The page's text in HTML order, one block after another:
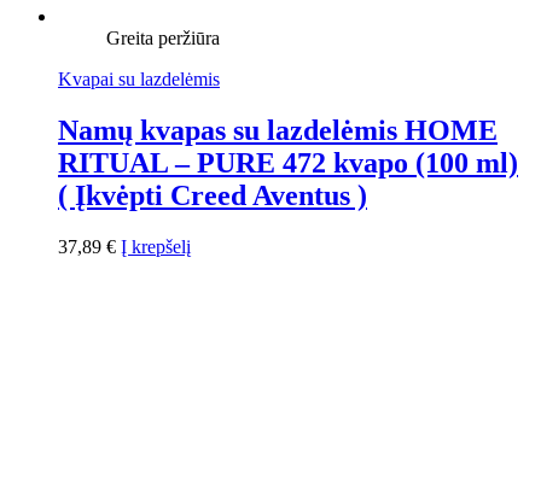
Greita peržiūra
Kvapai su lazdelėmis
Namų kvapas su lazdelėmis HOME
RITUAL – PURE 472 kvapo (100 ml)
( Įkvėpti Creed Aventus )
37,89 € Į krepšelį